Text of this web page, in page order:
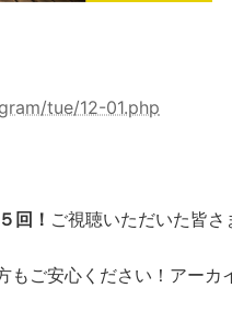
tue/12-01.php
回！ ご視聴いただいた皆さ
もご安心ください！アーカ